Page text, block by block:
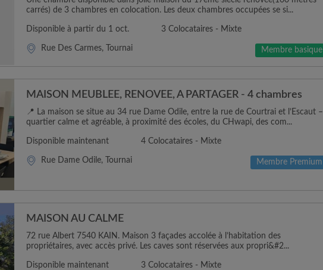
carrés) de 3 chambres en colocation. Les deux chambres occupées se si...
Disponible à partir du 1 oct. 3 Colocataires - Mixte
Rue Des Carmes, Tournai Membre basique
MAISON MEUBLEE, RENOVEE, A PARTAGER - 4 chambres
📍 La maison se situe au 34 rue Dame Odile, entre la rue de Courtrai et l’Escaut –
quartier calme et agréable, à proximité des écoles, du CHwapi, des com...
Disponible maintenant 4 Colocataires - Mixte
Rue Dame Odile, Tournai Membre Premium
MAISON AU CALME
72 rue Albert 7540 KAIN. Maison 3 façades accolée à l’habitation des
propriétaires, avec accès privé. Les caves sont réservées aux propri&#2...
Disponible maintenant 3 Colocataires - Mixte